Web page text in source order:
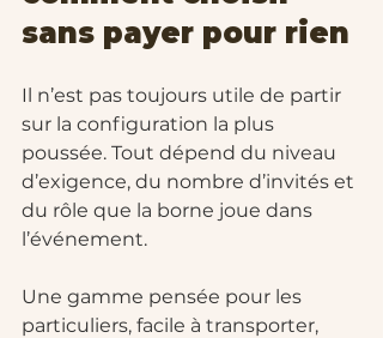
sans payer pour rien
Il n’est pas toujours utile de partir
sur la configuration la plus
poussée. Tout dépend du niveau
d’exigence, du nombre d’invités et
du rôle que la borne joue dans
l’événement.
Une gamme pensée pour les
particuliers, facile à transporter,